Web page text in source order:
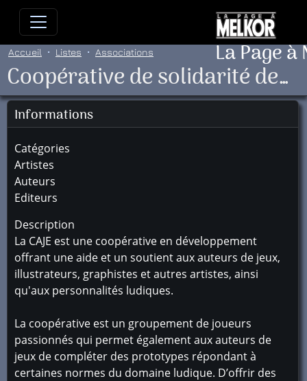
Allez directement au contenu
La Page
Accueil Listes Associations
Coopérative de solidarité des Auteurs de Jeux d'Éditions
Informations
Catégories
Artistes
Auteurs
Editeurs
Description
La CAJE est une coopérative en développement
offrant une aide et un soutient aux auteurs de jeux,
illustrateurs, graphistes et autres artistes, ainsi
qu'aux personnalités ludiques.
La coopérative est un groupement de joueurs
passionnés qui permet également aux auteurs de
jeux de compléter des prototypes répondant à
certaines normes du domaine ludique. D’offrir des